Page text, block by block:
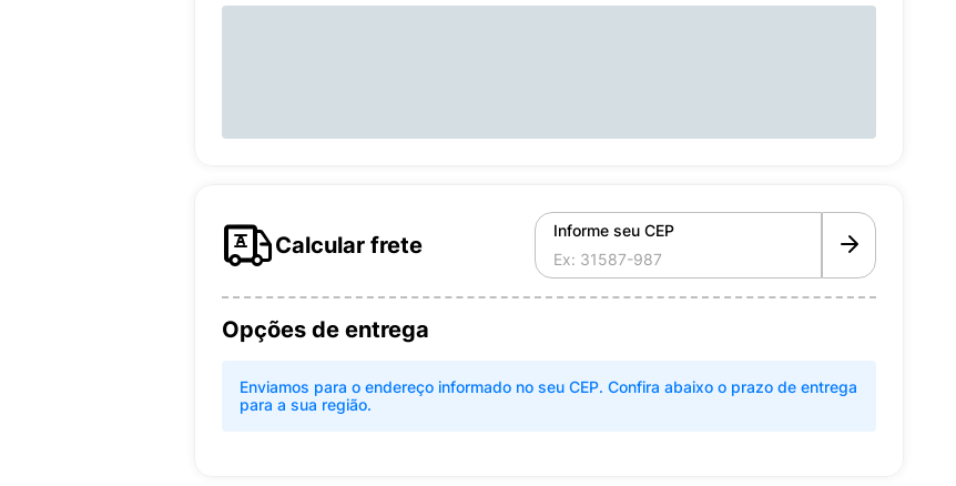
Calcular frete
Informe seu CEP
Opções de entrega
Enviamos para o endereço informado no seu CEP. Confira abaixo o prazo de entrega
para a sua região.